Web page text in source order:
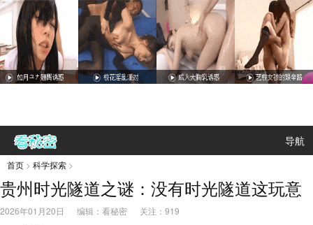
导航
首页 > 科学探索 >
贵州时光隧道之谜：没有时光隧道这玩意
2026年01月20日 编辑：看秘密 关注： 919